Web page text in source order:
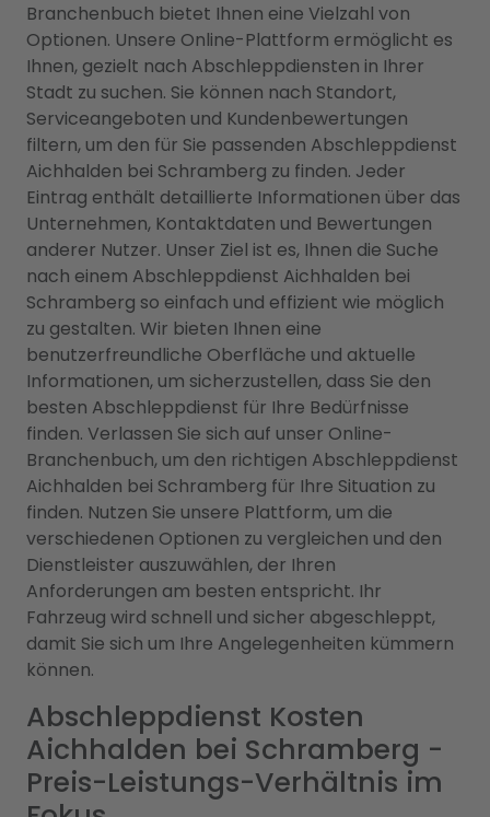
Branchenbuch bietet Ihnen eine Vielzahl von
Optionen. Unsere Online-Plattform ermöglicht es
Ihnen, gezielt nach Abschleppdiensten in Ihrer
Stadt zu suchen. Sie können nach Standort,
Serviceangeboten und Kundenbewertungen
filtern, um den für Sie passenden Abschleppdienst
Aichhalden bei Schramberg zu finden. Jeder
Eintrag enthält detaillierte Informationen über das
Unternehmen, Kontaktdaten und Bewertungen
anderer Nutzer. Unser Ziel ist es, Ihnen die Suche
nach einem Abschleppdienst Aichhalden bei
Schramberg so einfach und effizient wie möglich
zu gestalten. Wir bieten Ihnen eine
benutzerfreundliche Oberfläche und aktuelle
Informationen, um sicherzustellen, dass Sie den
besten Abschleppdienst für Ihre Bedürfnisse
finden. Verlassen Sie sich auf unser Online-
Branchenbuch, um den richtigen Abschleppdienst
Aichhalden bei Schramberg für Ihre Situation zu
finden. Nutzen Sie unsere Plattform, um die
verschiedenen Optionen zu vergleichen und den
Dienstleister auszuwählen, der Ihren
Anforderungen am besten entspricht. Ihr
Fahrzeug wird schnell und sicher abgeschleppt,
damit Sie sich um Ihre Angelegenheiten kümmern
können.
Abschleppdienst Kosten
Aichhalden bei Schramberg -
Preis-Leistungs-Verhältnis im